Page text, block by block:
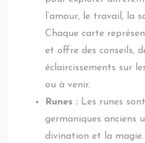
l’amour, le travail, la
Chaque carte
et offre des conseils,
éclaircissements sur
ou à venir.
Runes : Les runes
germaniques anciens
divination et la magie.